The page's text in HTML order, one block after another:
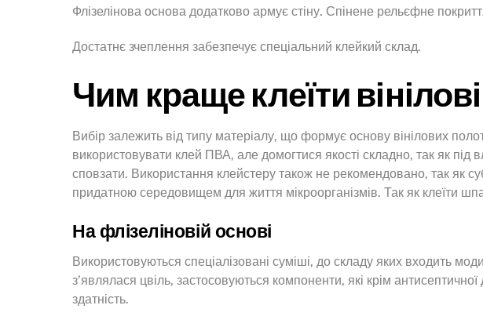
Флізелінова основа додатково армує стіну. Спінене рельєфне
Достатнє зчеплення забезпечує спеціальний клейкий склад.
Чим краще клеїти
Вибір залежить від типу матеріалу, що формує основу вінілових
використовувати клей ПВА, але домогтися якості складно, так як під
сповзати. Використання клейстеру також не рекомендовано, так як
придатною середовищем для життя мікроорганізмів. Так як клеїти
На флізеліновій основі
Використовуються спеціалізовані суміші, до складу яких входить
з’являлася цвіль, застосовуються компоненти, які крім антисептичної
здатність.